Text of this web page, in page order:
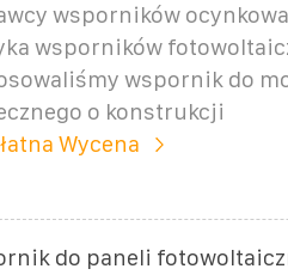
wsporników
wsporników
wspornik do
o konstrukcji
Wycena
do paneli